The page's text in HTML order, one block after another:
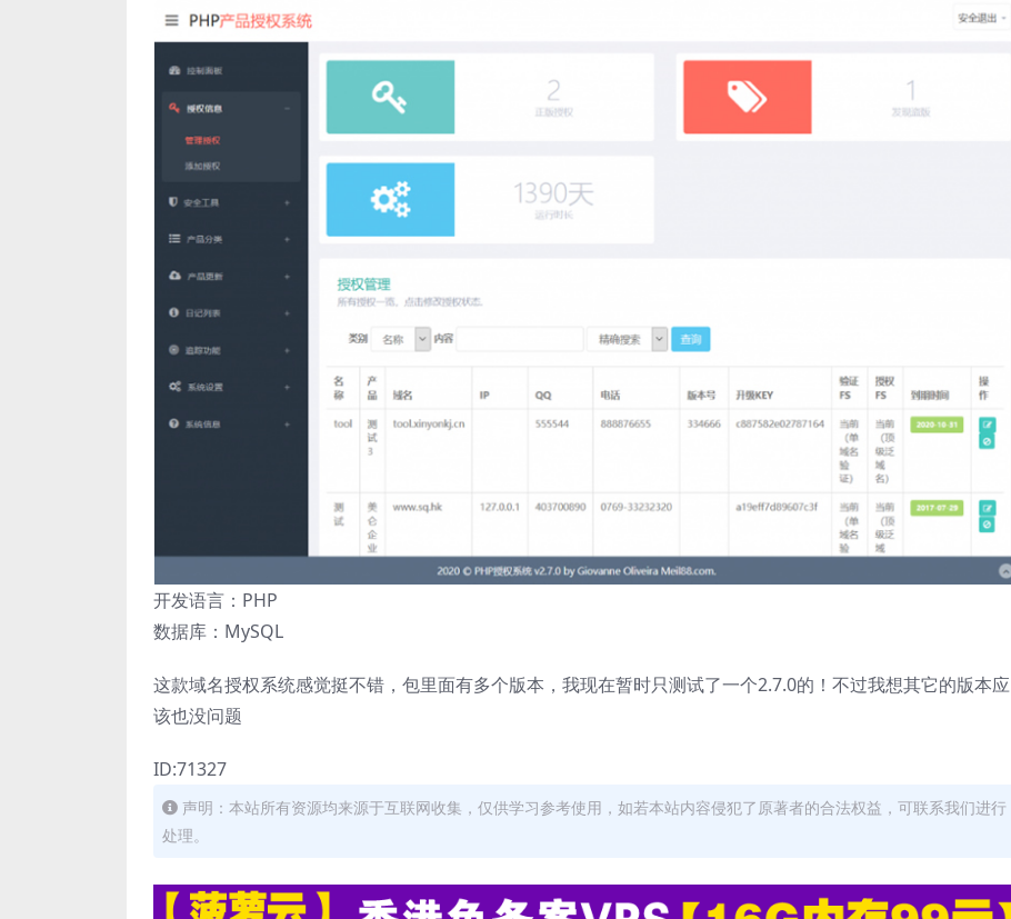
开发语言：PHP
数据库：MySQL
这款域名授权系统感觉挺不错，包里面有多个版本，我现在暂时只测试了一个2.7.0的！不过我想其它的版本应
该也没问题
ID:71327
声明：本站所有资源均来源于互联网收集，仅供学习参考使用，如若本站内容侵犯了原著者的合法权益，可联系我们进行
处理。